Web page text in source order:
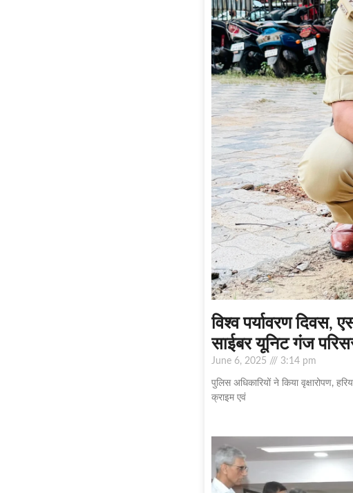
विश्व पर्यावरण दिवस,
साईबर यूनिट गंज
June 6, 2025 3:14 pm
पुलिस अधिकारियों ने किया वृक्षारोपण,
क्राइम एवं